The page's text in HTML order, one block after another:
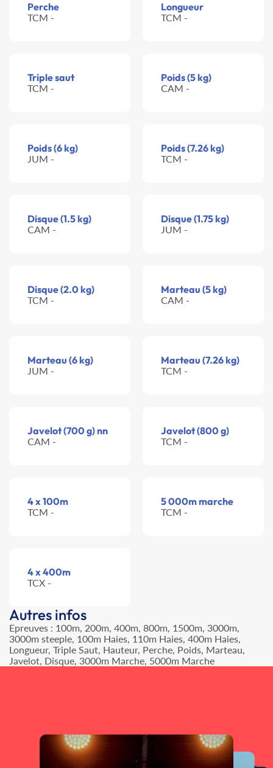
Perche
TCM -
Longueur
TCM -
Triple saut
TCM -
Poids (5 kg)
CAM -
Poids (6 kg)
JUM -
Poids (7.26 kg)
TCM -
Disque (1.5 kg)
CAM -
Disque (1.75 kg)
JUM -
Disque (2.0 kg)
TCM -
Marteau (5 kg)
CAM -
Marteau (6 kg)
JUM -
Marteau (7.26 kg)
TCM -
Javelot (700 g) nn
CAM -
Javelot (800 g)
TCM -
4 x 100m
TCM -
5 000m marche
TCM -
4 x 400m
TCX -
Autres infos
Epreuves : 100m, 200m, 400m, 800m, 1500m, 3000m,
3000m steeple, 100m Haies, 110m Haies, 400m Haies,
Longueur, Triple Saut, Hauteur, Perche, Poids, Marteau,
Javelot, Disque, 3000m Marche, 5000m Marche